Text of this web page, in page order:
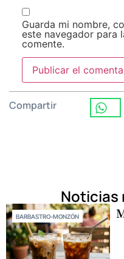
Guarda mi nombre,
este navegador para
comente.
Compartir
Noticias
BARBASTRO-MONZÓN